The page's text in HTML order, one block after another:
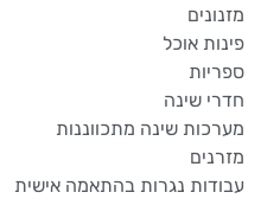
מזנונים
פינות אוכל
ספריות
חדרי שינה
מערכות שינה מתכווננות
מזרנים
עבודות נגרות בהתאמה אישית